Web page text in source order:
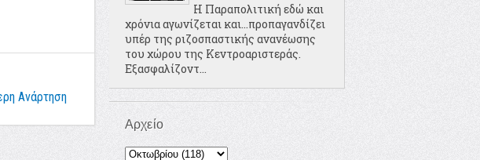
Ανάρτηση
Η Παραπολιτική εδώ και
χρόνια αγωνίζεται και...προπαγανδίζει
υπέρ της ριζοσπαστικής ανανέωσης
του χώρου της Κεντροαριστεράς.
Εξασφαλίζοντ...
Αρχείο